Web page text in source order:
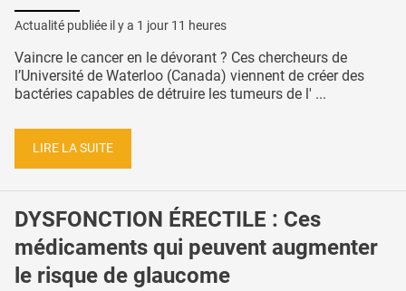
Actualité publiée il y a 1 jour 11 heures
Vaincre le cancer en le dévorant ? Ces chercheurs de
l’Université de Waterloo (Canada) viennent de créer des
bactéries capables de détruire les tumeurs de l' ...
LIRE LA SUITE
DYSFONCTION ÉRECTILE : Ces
médicaments qui peuvent augmenter
le risque de glaucome